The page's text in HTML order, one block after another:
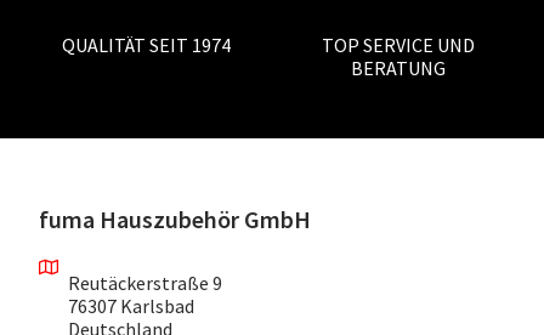
QUALITÄT SEIT 1974
TOP SERVICE UND
BERATUNG
fuma Hauszubehör GmbH
Reutäckerstraße 9
76307 Karlsbad
Deutschland